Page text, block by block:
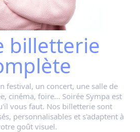
billetterie
festival, un concert, une salle de
cinéma, foire... Soirée Sympa est
vous faut. Nos billetterie sont
personnalisables et s'adaptent à
goût visuel.